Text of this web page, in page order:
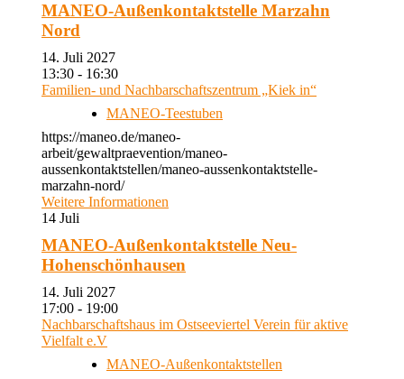
MANEO-Außenkontaktstelle Marzahn
Nord
14. Juli 2027
13:30 - 16:30
Familien- und Nachbarschaftszentrum „Kiek in“
MANEO-Teestuben
https://maneo.de/maneo-
arbeit/gewaltpraevention/maneo-
aussenkontaktstellen/maneo-aussenkontaktstelle-
marzahn-nord/
Weitere Informationen
14 Juli
MANEO-Außenkontaktstelle Neu-
Hohenschönhausen
14. Juli 2027
17:00 - 19:00
Nachbarschaftshaus im Ostseeviertel Verein für aktive
Vielfalt e.V
MANEO-Außenkontaktstellen